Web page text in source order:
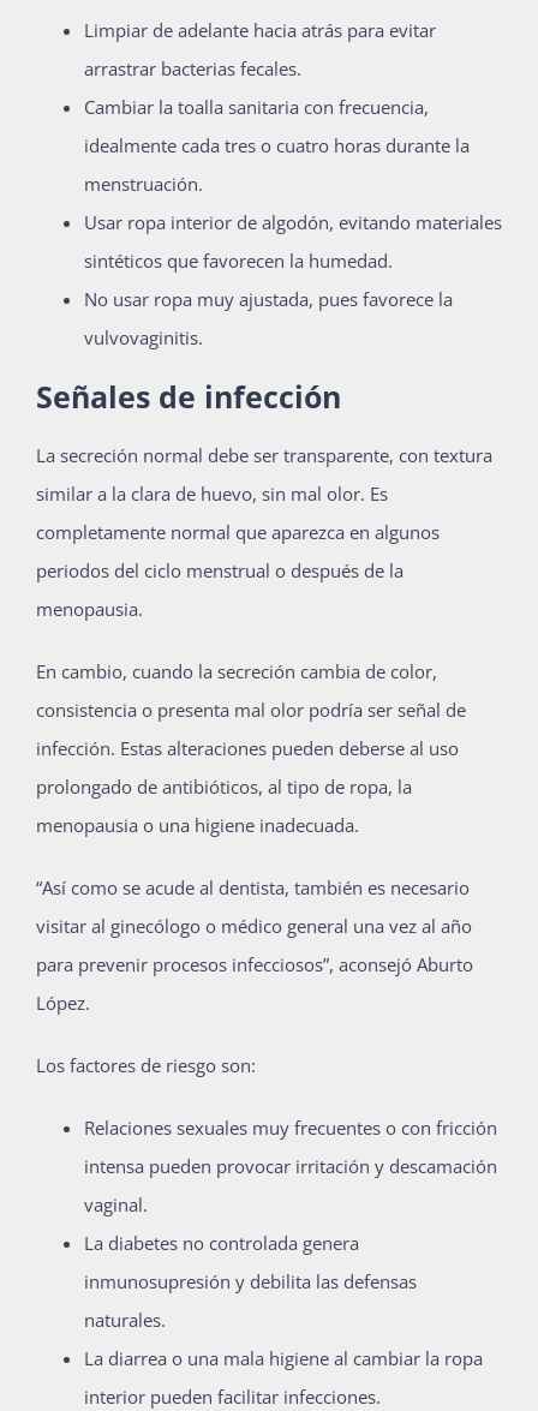
Limpiar de adelante hacia atrás para evitar
arrastrar bacterias fecales.
Cambiar la toalla sanitaria con frecuencia,
idealmente cada tres o cuatro horas durante la
menstruación.
Usar ropa interior de algodón, evitando materiales
sintéticos que favorecen la humedad.
No usar ropa muy ajustada, pues favorece la
vulvovaginitis.
Señales de infección
La secreción normal debe ser transparente, con textura
similar a la clara de huevo, sin mal olor. Es
completamente normal que aparezca en algunos
periodos del ciclo menstrual o después de la
menopausia.
En cambio, cuando la secreción cambia de color,
consistencia o presenta mal olor podría ser señal de
infección. Estas alteraciones pueden deberse al uso
prolongado de antibióticos, al tipo de ropa, la
menopausia o una higiene inadecuada.
“Así como se acude al dentista, también es necesario
visitar al ginecólogo o médico general una vez al año
para prevenir procesos infecciosos”, aconsejó Aburto
López.
Los factores de riesgo son:
Relaciones sexuales muy frecuentes o con fricción
intensa pueden provocar irritación y descamación
vaginal.
La diabetes no controlada genera
inmunosupresión y debilita las defensas
naturales.
La diarrea o una mala higiene al cambiar la ropa
interior pueden facilitar infecciones.